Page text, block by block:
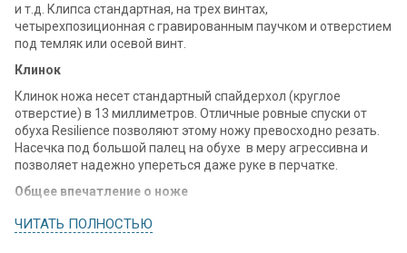
и т.д. Клипса стандартная, на трех винтах,
четырехпозиционная с гравированным паучком и отверстием
под темляк или осевой винт.
Клинок
Клинок ножа несет стандартный спайдерхол (круглое
отверстие) в 13 миллиметров. Отличные ровные спуски от
обуха Resilience позволяют этому ножу превосходно резать.
Насечка под большой палец на обухе в меру агрессивна и
позволяет надежно упереться даже руке в перчатке.
Общее впечатление о ноже
Безусловно это нож, который должен быть у каждого, кто
интересуется ножами. Он недорог, но имеет отличную
ЧИТАТЬ ПОЛНОСТЬЮ